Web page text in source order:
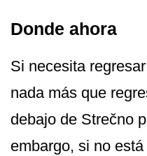
Donde ahora
Si necesita
nada más que
debajo de Strečno
embargo, si no